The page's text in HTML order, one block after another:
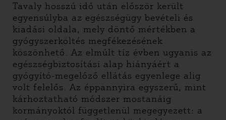
Tavaly hosszú idő után először került
egyensúlyba az egészségügy bevételi és
kiadási oldala, mely döntő mértékben a
gyógyszerköltés megfékezésének
köszönhető. Az elmúlt tíz évben ugyanis az
egészségbiztosítási alap hiányáért a
gyógyító-megelőző ellátás egyenlege alig
volt felelős. Az éppannyira egyszerű, mint
kárhoztatható módszer mostanáig
kormányoktól függetlenül megegyezett: a